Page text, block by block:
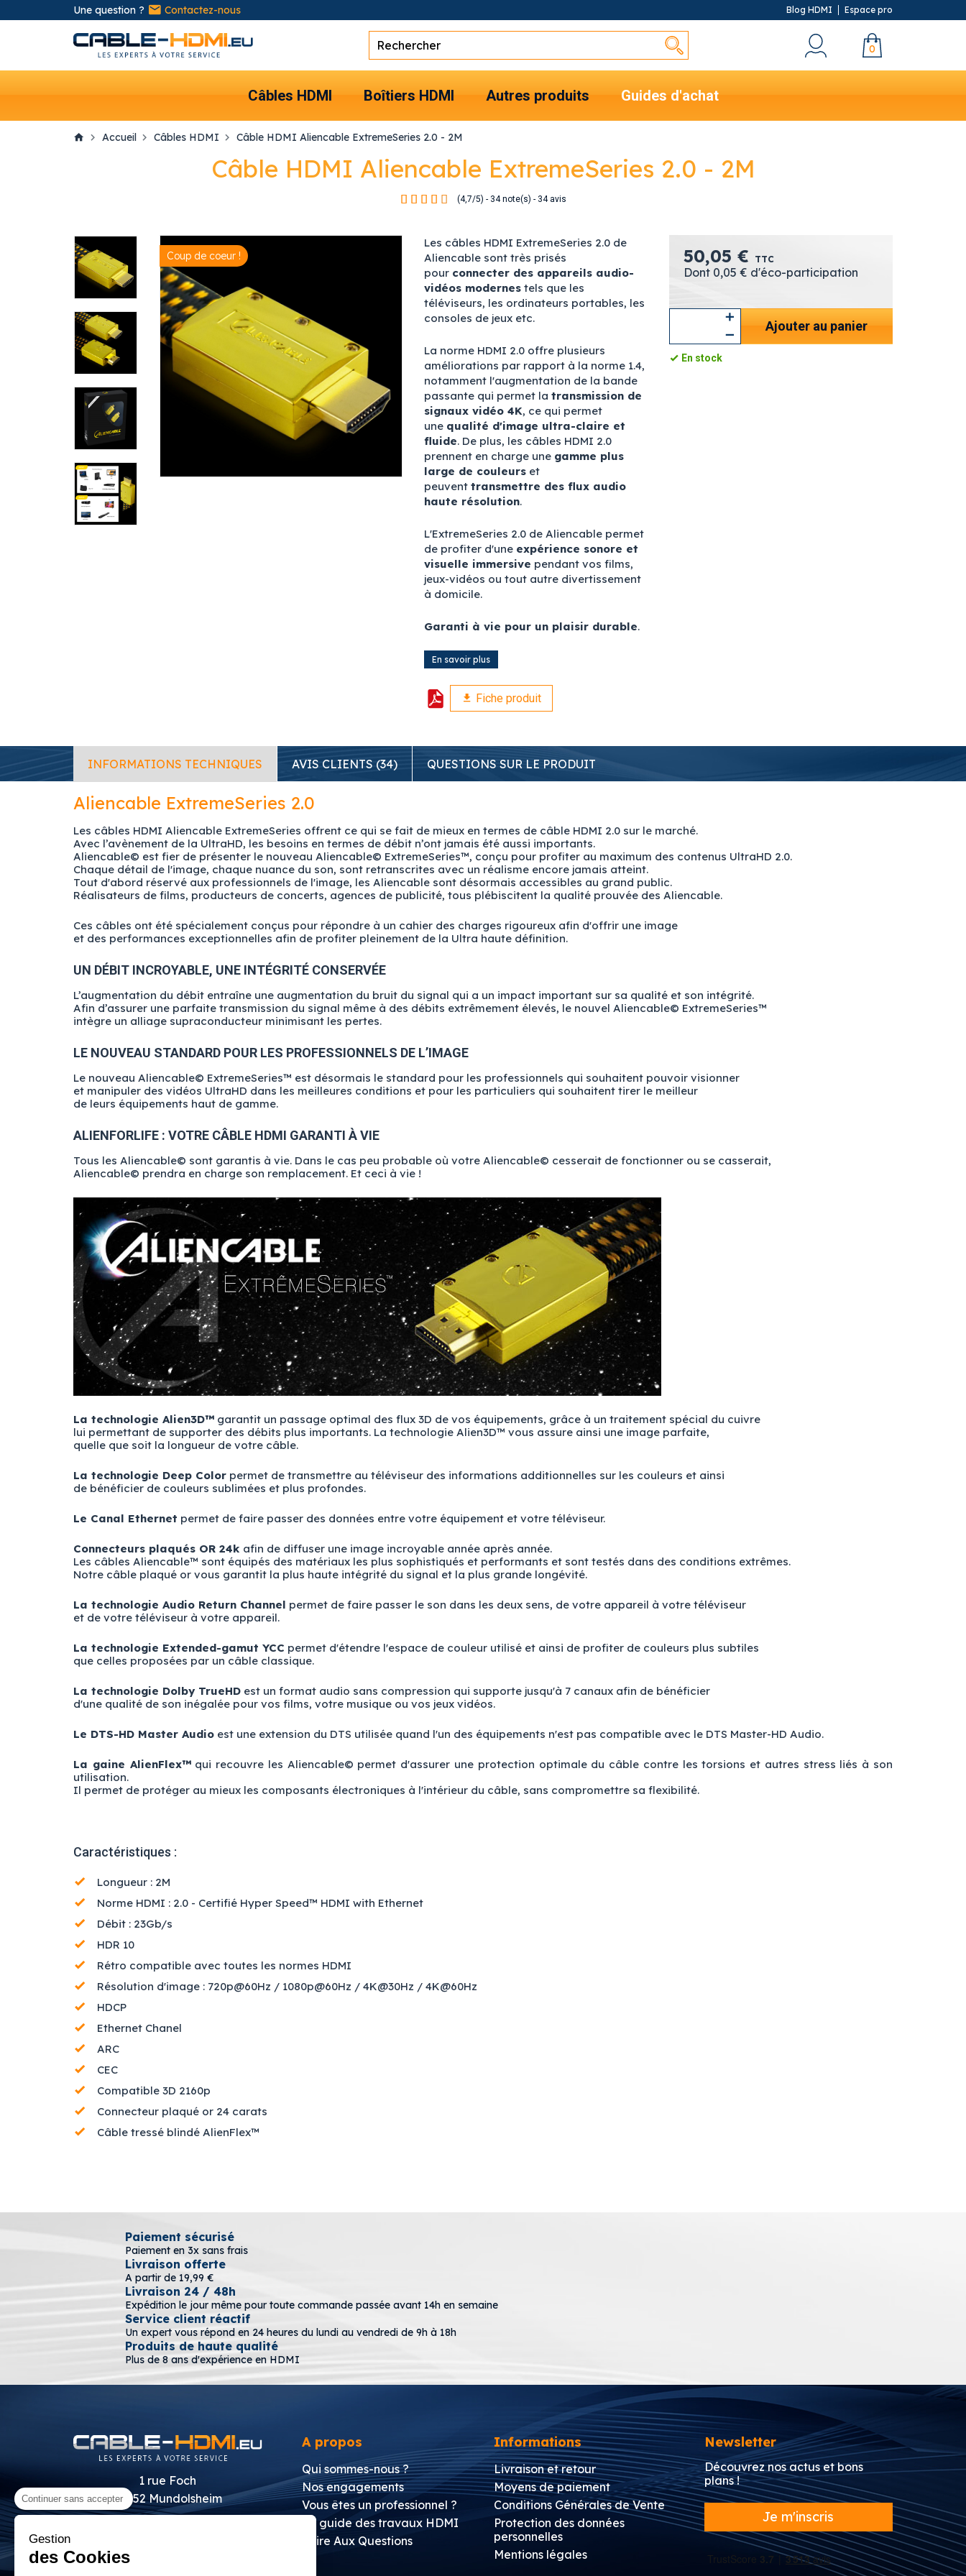
Une question ? Contactez-nous Blog HDMI Espace pro
0
Câbles HDMI Boîtiers HDMI Autres produits Guides d'achat
Accueil Câbles HDMI Câble HDMI Aliencable ExtremeSeries 2.0 - 2M
Câble HDMI Aliencable ExtremeSeries 2.0 - 2M
(4,7/5) - 34note(s) - 34avis
Coup de coeur !
Les câbles HDMI ExtremeSeries 2.0 de
Aliencable sont très prisés
pour connecter des appareils audio-
vidéos modernestels que les
téléviseurs, les ordinateurs portables, les
consoles de jeux etc.
La norme HDMI 2.0 offre plusieurs
améliorations par rapport à la norme 1.4,
notamment l'augmentation de la bande
passante qui permet la transmission de
signaux vidéo 4K, ce qui permet
une qualité d'image ultra-claire et
fluide. De plus, les câbles HDMI 2.0
prennent en charge une gamme plus
large de couleurset
peuvent transmettre des flux audio
haute résolution.
L'ExtremeSeries 2.0 de Aliencable permet
de profiter d'une expérience sonore et
visuelle immersive pendant vos films,
jeux-vidéos ou tout autre divertissement
à domicile.
Garanti à vie pour un plaisir durable.
En savoir plus
Fiche produit
50,05 € TTC
Dont 0,05 € d'éco-participation
Ajouter au panier
En stock
INFORMATIONS TECHNIQUES AVIS CLIENTS (34) QUESTIONS SUR LE PRODUIT
Aliencable ExtremeSeries 2.0
Les câbles HDMI Aliencable ExtremeSeries offrent ce qui se fait de mieux en termes de câble HDMI 2.0 sur le marché.
Avec l’avènement de la UltraHD, les besoins en termes de débit n’ont jamais été aussi importants.
Aliencable© est fier de présenter le nouveau Aliencable© ExtremeSeries™, conçu pour profiter au maximum des contenus UltraHD 2.0.
Chaque détail de l'image, chaque nuance du son, sont retranscrites avec un réalisme encore jamais atteint.
Tout d'abord réservé aux professionnels de l'image, les Aliencable sont désormais accessibles au grand public.
Réalisateurs de films, producteurs de concerts, agences de publicité, tous plébiscitent la qualité prouvée des Aliencable.
Ces câbles ont été spécialement conçus pour répondre à un cahier des charges rigoureux afin d'offrir une image
et des performances exceptionnelles afin de profiter pleinement de la Ultra haute définition.
UN DÉBIT INCROYABLE, UNE INTÉGRITÉ CONSERVÉE
L’augmentation du débit entraîne une augmentation du bruit du signal qui a un impact important sur sa qualité et son intégrité.
Afin d’assurer une parfaite transmission du signal même à des débits extrêmement élevés, le nouvel Aliencable© ExtremeSeries™
intègre un alliage supraconducteur minimisant les pertes.
LE NOUVEAU STANDARD POUR LES PROFESSIONNELS DE L’IMAGE
Le nouveau Aliencable© ExtremeSeries™ est désormais le standard pour les professionnels qui souhaitent pouvoir visionner
et manipuler des vidéos UltraHD dans les meilleures conditions et pour les particuliers qui souhaitent tirer le meilleur
de leurs équipements haut de gamme.
ALIENFORLIFE : VOTRE CÂBLE HDMI GARANTI À VIE
Tous les Aliencable© sont garantis à vie. Dans le cas peu probable où votre Aliencable© cesserait de fonctionner ou se casserait,
Aliencable© prendra en charge son remplacement. Et ceci à vie !
La technologie Alien3D™ garantit un passage optimal des flux 3D de vos équipements, grâce à un traitement spécial du cuivre
lui permettant de supporter des débits plus importants. La technologie Alien3D™ vous assure ainsi une image parfaite,
quelle que soit la longueur de votre câble.
La technologie Deep Color permet de transmettre au téléviseur des informations additionnelles sur les couleurs et ainsi
de bénéficier de couleurs sublimées et plus profondes.
Le Canal Ethernet permet de faire passer des données entre votre équipement et votre téléviseur.
Connecteurs plaqués OR 24k afin de diffuser une image incroyable année après année.
Les câbles Aliencable™ sont équipés des matériaux les plus sophistiqués et performants et sont testés dans des conditions extrêmes.
Notre câble plaqué or vous garantit la plus haute intégrité du signal et la plus grande longévité.
La technologie Audio Return Channel permet de faire passer le son dans les deux sens, de votre appareil à votre téléviseur
et de votre téléviseur à votre appareil.
La technologie Extended-gamut YCC permet d'étendre l'espace de couleur utilisé et ainsi de profiter de couleurs plus subtiles
que celles proposées par un câble classique.
La technologie Dolby TrueHD est un format audio sans compression qui supporte jusqu'à 7 canaux afin de bénéficier
d'une qualité de son inégalée pour vos films, votre musique ou vos jeux vidéos.
Le DTS-HD Master Audio est une extension du DTS utilisée quand l'un des équipements n'est pas compatible avec le DTS Master-HD Audio.
La gaine AlienFlex™qui recouvre les Aliencable© permet d'assurer une protection optimale du câble contre les torsions et autres stress liés à son
utilisation.
Il permet de protéger au mieux les composants électroniques à l'intérieur du câble, sans compromettre sa flexibilité.
Caractéristiques :
Longueur : 2M
Norme HDMI : 2.0 - Certifié Hyper Speed™ HDMI with Ethernet
Débit : 23Gb/s
HDR 10
Rétro compatible avec toutes les normes HDMI
Résolution d'image : 720p@60Hz / 1080p@60Hz / 4K@30Hz / 4K@60Hz
HDCP
Ethernet Chanel
ARC
CEC
Compatible 3D 2160p
Connecteur plaqué or 24 carats
Câble tressé blindé AlienFlex™
Paiement sécurisé
Paiement en 3x sans frais
Livraison offerte
A partir de 19,99 €
Livraison 24 / 48h
Expédition le jour même pour toute commande passée avant 14h en semaine
Service client réactif
Un expert vous répond en 24 heures du lundi au vendredi de 9h à 18h
Produits de haute qualité
Plus de 8 ans d'expérience en HDMI
1 rue Foch
67452 Mundolsheim
A propos
Qui sommes-nous ?
Nos engagements
Vous êtes un professionnel ?
Le guide des travaux HDMI
Foire Aux Questions
Informations
Livraison et retour
Moyens de paiement
Conditions Générales de Vente
Protection des données
personnelles
Mentions légales
Newsletter
Découvrez nos actus et bons
plans !
Je m'inscris
Continuer sans accepter
Gestion
des Cookies